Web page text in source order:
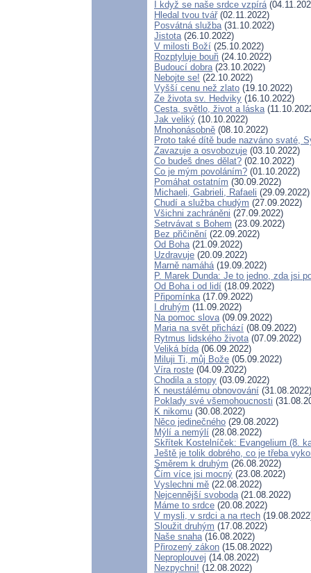
I když se naše srdce vzpírá
Hledal tvou tvář(02.11.2022)
Posvátná služba(31.10.2022)
Jistota(26.10.2022)
V milosti Boží (25.10.2022)
Rozptyluje bouři (24.10.2022)
Budoucí dobra(23.10.2022)
Nebojte se! (22.10.2022)
Vyšší cenu než zlato (19.10.2022)
Ze života sv. Hedviky (16.10.2022)
Cesta, světlo, život a láska
Jak veliký (10.10.2022)
Mnohonásobně (08.10.2022)
Proto také dítě bude nazváno svaté,
Zavazuje a osvobozuje (03.10.2022)
Co budeš dnes dělat? (02.10.2022)
Co je mým povoláním? (01.10.2022)
Pomáhat ostatním (30.09.2022)
Michaeli, Gabrieli, Rafaeli (29.09.2022)
Chudí a služba chudým (27.09.2022)
Všichni zachráněni (27.09.2022)
Setrvávat s Bohem (23.09.2022)
Bez přičinění (22.09.2022)
Od Boha(21.09.2022)
Uzdravuje (20.09.2022)
Marně namáhá(19.09.2022)
P. Marek Dunda: Je to jedno, zda jsi
Od Boha i od lidí (18.09.2022)
Připomínka(17.09.2022)
I druhým (11.09.2022)
Na pomoc slova(09.09.2022)
Maria na svět přichází (08.09.2022)
Rytmus lidského života(07.09.2022)
Veliká bída(06.09.2022)
Miluji Ti, můj Bože (05.09.2022)
Víra roste (04.09.2022)
Chodila a stopy (03.09.2022)
K neustálému obnovování (31.08.2022)
Poklady své všemohoucnosti
K nikomu (30.08.2022)
Něco jedinečného (29.08.2022)
Mýlí a nemýlí (28.08.2022)
Skřítek Kostelníček: Evangelium (8.
Ještě je tolik dobrého, co je třeba
Směrem k druhým (26.08.2022)
Čím více jsi mocný (23.08.2022)
Vyslechni mě (22.08.2022)
Nejcennější svoboda(21.08.2022)
Máme to srdce (20.08.2022)
V mysli, v srdci a na rtech
Sloužit druhým (17.08.2022)
Naše snaha(16.08.2022)
Přirozený zákon (15.08.2022)
Neproplouvej (14.08.2022)
Nezpychni! (12.08.2022)